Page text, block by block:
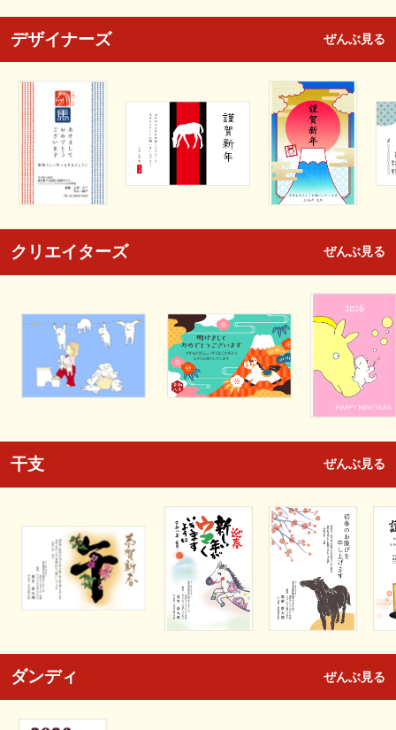
デザイナーズ ぜんぶ見る
クリエイターズ ぜんぶ見る
干支 ぜんぶ見る
ダンディ ぜんぶ見る